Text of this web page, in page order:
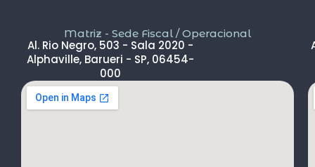
Matriz - Sede Fiscal / Operacional
Al. Rio Negro, 503 - Sala 2020 -
Alphaville, Barueri - SP, 06454-
000